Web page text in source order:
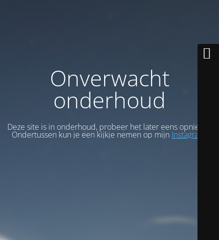
Onverwacht
onderhoud
Deze site is in onderhoud, probeer het later eens opnieuw.
Ondertussen kun je een kijkje nemen op mijn Instagram